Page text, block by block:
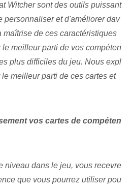
Witcher sont des outils puissant
personnaliser et d'améliorer dav
maîtrise de ces caractéristiques
meilleur parti de vos compéten
plus difficiles du jeu. Nous expl
meilleur parti de ces cartes et
vos cartes de compéten
niveau dans le jeu, vous recevre
que vous pourrez utiliser pou